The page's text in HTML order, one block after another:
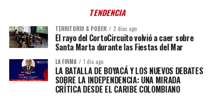
TENDENCIA
TERRITORIO & PODER 2 días ago
El rayo del CortoCircuito volvió a caer sobre
Santa Marta durante las Fiestas del Mar
LA FIRMA 1 día ago
LA BATALLA DE BOYACÁ Y LOS NUEVOS DEBATES
SOBRE LA INDEPENDENCIA: UNA MIRADA
CRÍTICA DESDE EL CARIBE COLOMBIANO